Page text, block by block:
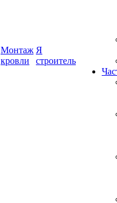
Монтаж
кровли
Я
строитель